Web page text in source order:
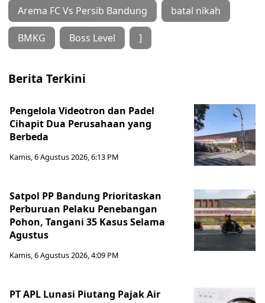
Arema FC Vs Persib Bandung batal nikah
BMKG Boss Level ]
Berita Terkini
Pengelola Videotron dan Padel
Cihapit Dua Perusahaan yang
Berbeda
Kamis, 6 Agustus 2026, 6:13 PM
Satpol PP Bandung Prioritaskan
Perburuan Pelaku Penebangan
Pohon, Tangani 35 Kasus Selama
Agustus
Kamis, 6 Agustus 2026, 4:09 PM
PT APL Lunasi Piutang Pajak Air